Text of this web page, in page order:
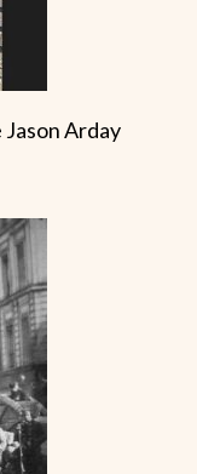
Jason Arday